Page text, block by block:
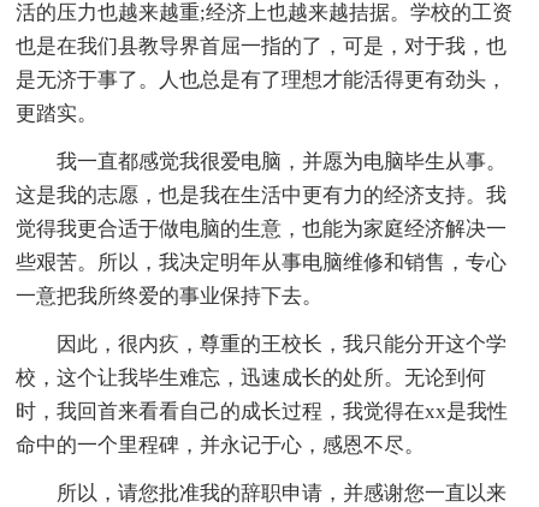
活的压力也越来越重;经济上也越来越拮据。学校的工资
也是在我们县教导界首屈一指的了，可是，对于我，也
是无济于事了。人也总是有了理想才能活得更有劲头，
更踏实。
我一直都感觉我很爱电脑，并愿为电脑毕生从事。
这是我的志愿，也是我在生活中更有力的经济支持。我
觉得我更合适于做电脑的生意，也能为家庭经济解决一
些艰苦。所以，我决定明年从事电脑维修和销售，专心
一意把我所终爱的事业保持下去。
因此，很内疚，尊重的王校长，我只能分开这个学
校，这个让我毕生难忘，迅速成长的处所。无论到何
时，我回首来看看自己的成长过程，我觉得在xx是我性
命中的一个里程碑，并永记于心，感恩不尽。
所以，请您批准我的辞职申请，并感谢您一直以来